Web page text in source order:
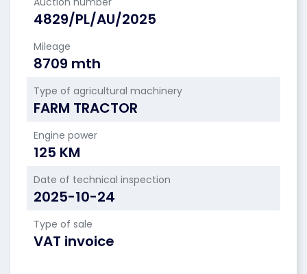
4829/PL/AU/2025
Mileage
8709 mth
Type of agricultural machinery
FARM TRACTOR
Engine power
125 KM
Date of technical inspection
2025-10-24
Type of sale
VAT invoice